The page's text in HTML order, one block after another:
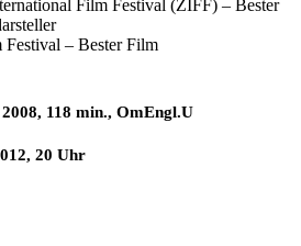
Film Festival (ZIFF) – Bester
Festival – Bester Film
118 min., OmEngl.U
20 Uhr